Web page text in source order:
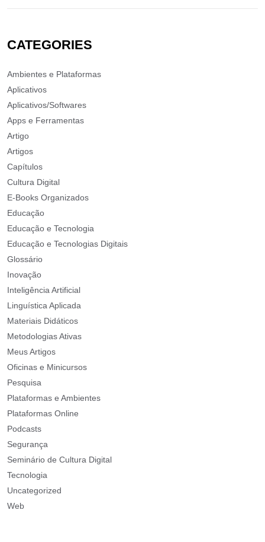
CATEGORIES
Ambientes e Plataformas
Aplicativos
Aplicativos/Softwares
Apps e Ferramentas
Artigo
Artigos
Capítulos
Cultura Digital
E-Books Organizados
Educação
Educação e Tecnologia
Educação e Tecnologias Digitais
Glossário
Inovação
Inteligência Artificial
Linguística Aplicada
Materiais Didáticos
Metodologias Ativas
Meus Artigos
Oficinas e Minicursos
Pesquisa
Plataformas e Ambientes
Plataformas Online
Podcasts
Segurança
Seminário de Cultura Digital
Tecnologia
Uncategorized
Web